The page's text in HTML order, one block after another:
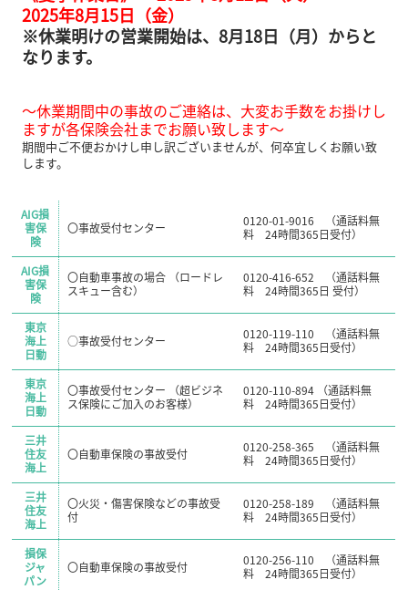
2025年8月15日（金）
※休業明けの営業開始は、8月18日（月）からと
なります。
～休業期間中の事故のご連絡は、大変お手数をお掛けし
ますが各保険会社までお願い致します～
期間中ご不便おかけし申し訳ございませんが、何卒宜しくお願い致
します。
AIG損
害保
険
〇事故受付センター
0120-01-9016 （通話料無
料 24時間365日受付）
AIG損
害保
険
〇自動車事故の場合 （ロードレ
スキュー含む）
0120-416-652 （通話料無
料 24時間365日 受付）
東京
海上
日動
○事故受付センター
0120-119-110 （通話料無
料 24時間365日受付）
東京
海上
日動
〇事故受付センター （超ビジネ
ス保険にご加入のお客様）
0120-110-894 （通話料無
料 24時間365日受付）
三井
住友
海上
〇自動車保険の事故受付
0120-258-365 （通話料無
料 24時間365日受付）
三井
住友
海上
〇火災・傷害保険などの事故受
付
0120-258-189 （通話料無
料 24時間365日受付）
損保
ジャ
パン
〇自動車保険の事故受付
0120-256-110 （通話料無
料 24時間365日受付）